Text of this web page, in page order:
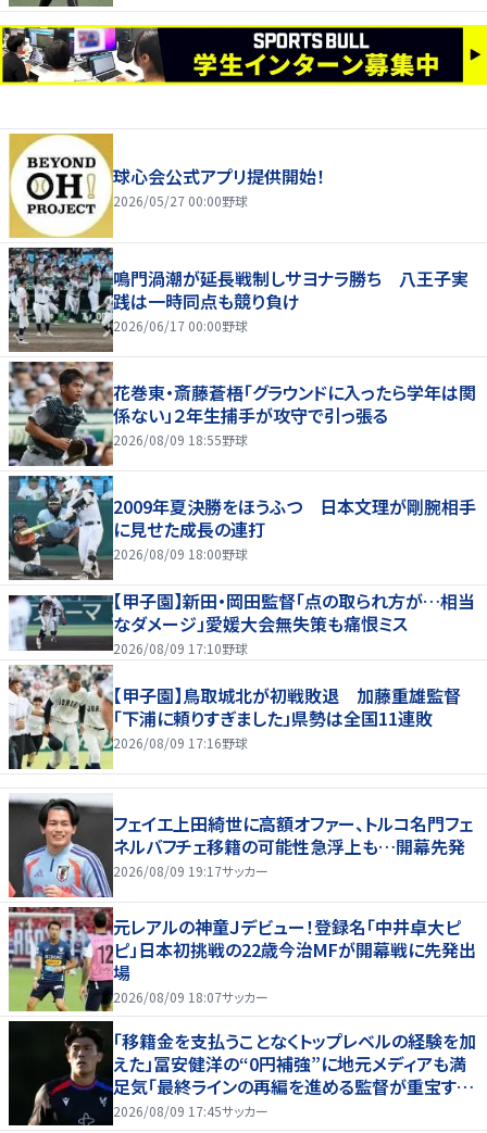
球心会公式アプリ提供開始！
2026/05/27 00:00野球
鳴門渦潮が延長戦制しサヨナラ勝ち 八王子実
践は一時同点も競り負け
2026/06/17 00:00野球
花巻東・斎藤蒼梧「グラウンドに入ったら学年は関
係ない」２年生捕手が攻守で引っ張る
2026/08/09 18:55野球
2009年夏決勝をほうふつ 日本文理が剛腕相手
に見せた成長の連打
2026/08/09 18:00野球
【甲子園】新田・岡田監督「点の取られ方が…相当
なダメージ」愛媛大会無失策も痛恨ミス
2026/08/09 17:10野球
【甲子園】鳥取城北が初戦敗退 加藤重雄監督
「下浦に頼りすぎました」県勢は全国11連敗
2026/08/09 17:16野球
フェイエ上田綺世に高額オファー、トルコ名門フェ
ネルバフチェ移籍の可能性急浮上も…開幕先発
2026/08/09 19:17サッカー
元レアルの神童Ｊデビュー！登録名「中井卓大ピ
ピ」日本初挑戦の22歳今治MFが開幕戦に先発出
場
2026/08/09 18:07サッカー
「移籍金を支払うことなくトップレベルの経験を加
えた」冨安健洋の“0円補強”に地元メディアも満
足気「最終ラインの再編を進める監督が重宝する
柔軟性を備えている」
2026/08/09 17:45サッカー